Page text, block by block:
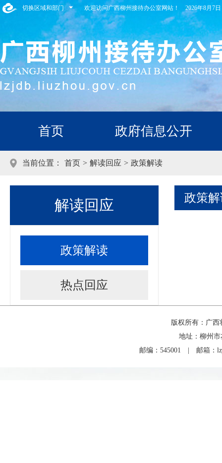
切换区域和部门 欢迎访问广西柳州接待办公室网站！ 2026年8月
首页 政府信息公开
当前位置： 首页 > 解读回应 > 政策解读
解读回应
政策解读
热点回应
政策
版权所有：广
地址：柳州
邮编：545001 | 邮箱：